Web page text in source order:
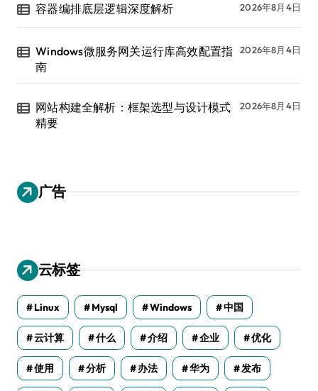
容器编排底层逻辑深度解析 2026年8月4日
Windows微服务网关运行库高效配置指
南
2026年8月4日
网站构建全解析：框架选型与设计模式
精要
2026年8月4日
广告
云标签
Linux Mysql Windows 中国
云计算 什么 介绍 企业 优化
使用 分析 办法 华为 发布